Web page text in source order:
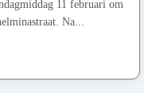
11 februari om
Na...